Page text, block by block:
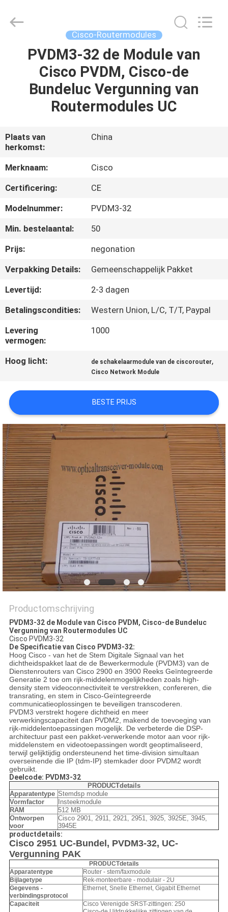
HUIS
PRODUCTEN
OVER
ONS
FABRIEKSTOCHT
KWALITEITSCONTROLE
NEEM
CONTACT
ONS
OP
NIEUWS
GEVALLEN
SITEMAP
PRIVACYBELEID
Ltd..
Cisco-Routermodules
PVDM3-32 de Module van
Cisco PVDM, Cisco-de
Bundeluc Vergunning van
Routermodules UC
Plaats van
herkomst:
China
Merknaam:
Cisco
Certificering:
CE
Modelnummer:
PVDM3-32
Min. bestelaantal:
50
Prijs:
negonation
Verpakking Details:
Gemeenschappelijk Pakket
Levertijd:
2-3 dagen
Betalingscondities:
Western Union, L/C, T/T, Paypal
Levering
vermogen:
1000
Hoog licht: de schakelaarmodule van de ciscorouter,
Cisco Network Module
BESTE PRIJS
Productomschrijving
PVDM3-32 de Module van Cisco PVDM, Cisco-de Bundeluc
Vergunning van Routermodules UC
Cisco PVDM3-32
De Specificatie van Cisco PVDM3-32:
Hoog Cisco - van het de Stem Digitale Signaal van het
dichtheidspakket laat de de Bewerkermodule (PVDM3) van de
Dienstenrouters van Cisco 2900 en 3900 Reeks Geïntegreerde
Generatie 2 toe om rijk-middelenmogelijkheden zoals high-
density stem videoconnectiviteit te verstrekken, confereren, die
transrating, en stem in Cisco-Geïntegreerde
communicatieoplossingen te beveiligen transcoderen.
PVDM3 verstrekt hogere dichtheid en meer
verwerkingscapaciteit dan PVDM2, makend de toevoeging van
rijk-middelentoepassingen mogelijk. De verbeterde die DSP-
architectuur past een pakket-verwerkende motor aan voor rijk-
middelenstem en videotoepassingen wordt geoptimaliseerd,
terwijl gelijktijdig ondersteunend het time-division simultaan
overseinende die IP (tdm-IP) stemkader door PVDM2 wordt
gebruikt.
Deelcode: PVDM3-32
PRODUCTdetails
Apparatentype Stemdsp module
Vormfactor
Insteekmodule
RAM
512 MB
Ontworpen
voor
Cisco 2901, 2911, 2921, 2951, 3925, 3925E, 3945,
3945E
productdetails:
Cisco 2951 UC-Bundel, PVDM3-32, UC-
Vergunning PAK
PRODUCTdetails
Apparatentype
Router - stem/faxmodule
Bijlagetype
Rek-monteerbare - modulair - 2U
Gegevens -
verbindingsprotocol
Ethernet, Snelle Ethernet, Gigabit Ethernet
Capaciteit
Cisco Verenigde SRST-zittingen: 250